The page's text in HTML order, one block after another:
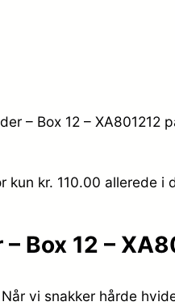
– Box 12 –
kun kr. 110.00 allerede i
Box 12 –
vi snakker hårde